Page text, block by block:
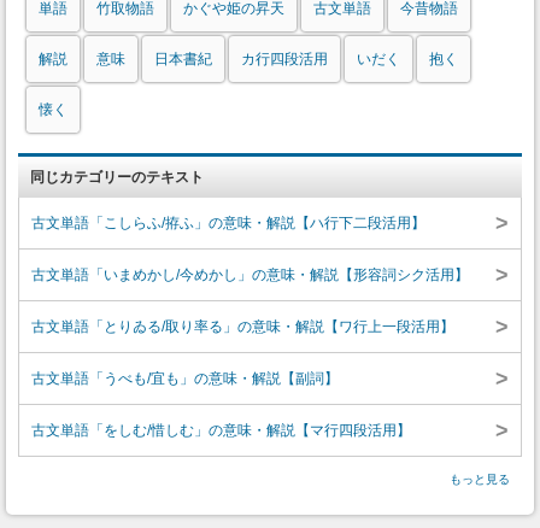
単語 竹取物語 かぐや姫の昇天 古文単語 今昔物語
解説 意味 日本書紀 カ行四段活用 いだく 抱く
懐く
同じカテゴリーのテキスト
古文単語「こしらふ/拵ふ」の意味・解説【ハ行下二段活用】 >
古文単語「いまめかし/今めかし」の意味・解説【形容詞シク活用】 >
古文単語「とりゐる/取り率る」の意味・解説【ワ行上一段活用】 >
古文単語「うべも/宜も」の意味・解説【副詞】 >
古文単語「をしむ/惜しむ」の意味・解説【マ行四段活用】 >
もっと見る